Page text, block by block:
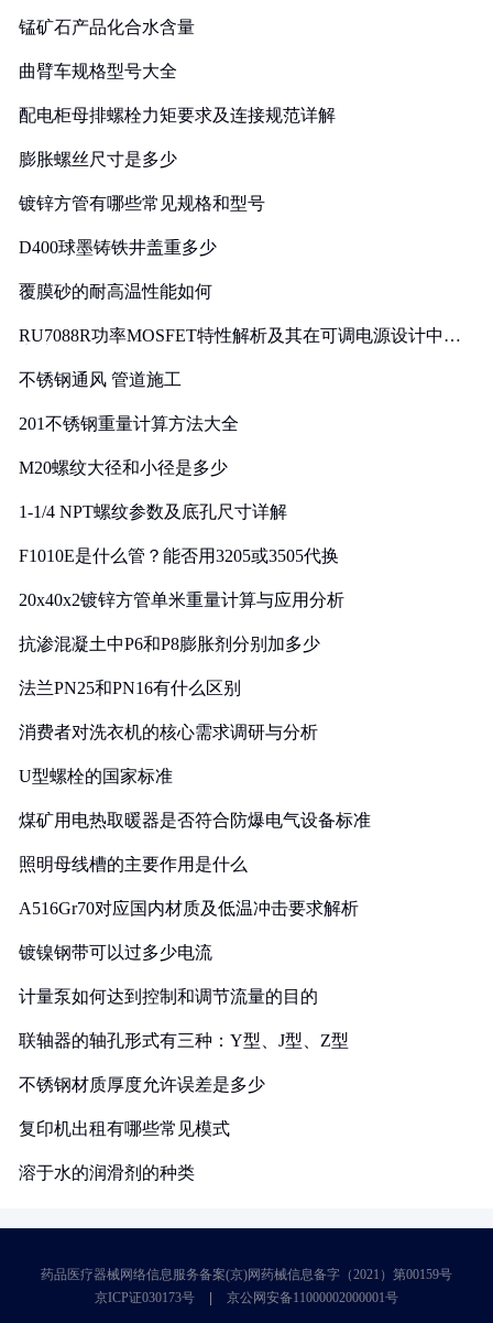
锰矿石产品化合水含量
曲臂车规格型号大全
配电柜母排螺栓力矩要求及连接规范详解
膨胀螺丝尺寸是多少
镀锌方管有哪些常见规格和型号
D400球墨铸铁井盖重多少
覆膜砂的耐高温性能如何
RU7088R功率MOSFET特性解析及其在可调电源设计中的
不锈钢通风 管道施工
201不锈钢重量计算方法大全
M20螺纹大径和小径是多少
1-1/4 NPT螺纹参数及底孔尺寸详解
F1010E是什么管？能否用3205或3505代换
20x40x2镀锌方管单米重量计算与应用分析
抗渗混凝土中P6和P8膨胀剂分别加多少
法兰PN25和PN16有什么区别
消费者对洗衣机的核心需求调研与分析
U型螺栓的国家标准
煤矿用电热取暖器是否符合防爆电气设备标准
照明母线槽的主要作用是什么
A516Gr70对应国内材质及低温冲击要求解析
镀镍钢带可以过多少电流
计量泵如何达到控制和调节流量的目的
联轴器的轴孔形式有三种：Y型、J型、Z型
不锈钢材质厚度允许误差是多少
复印机出租有哪些常见模式
溶于水的润滑剂的种类
药品医疗器械网络信息服务备案(京)网药械信息备字（2021）第00159号
京ICP证030173号
京公网安备11000002000001号